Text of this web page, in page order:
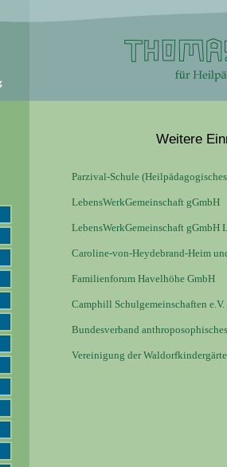
Weitere
Parzival-Schule
LebensWerkGemeinschaft gGmbH
LebensWerkGemeinschaft gGmbH
Caroline-von-Heydebrand-Heim
Familienforum Havelhöhe GmbH
Camphill Schulgemeinschaften e.V.
Bundesverband
Vereinigung der